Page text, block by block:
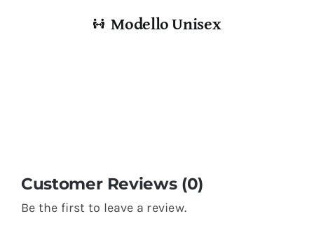
Modello Unisex
Customer Reviews (0)
Be the first to leave a review.